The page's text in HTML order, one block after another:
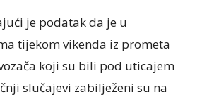
je podatak da je u
tijekom vikenda iz prometa
koji su bili pod uticajem
slučajevi zabilježeni su na